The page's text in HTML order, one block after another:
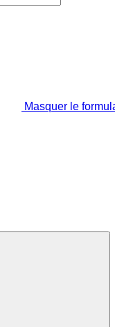
Masquer le